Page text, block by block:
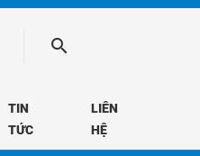
TIN
TỨC
LIÊN
HỆ